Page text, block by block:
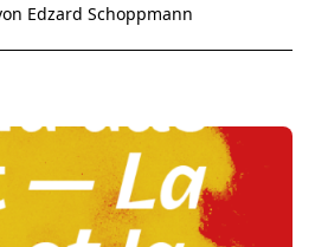
Edzard Schoppmann